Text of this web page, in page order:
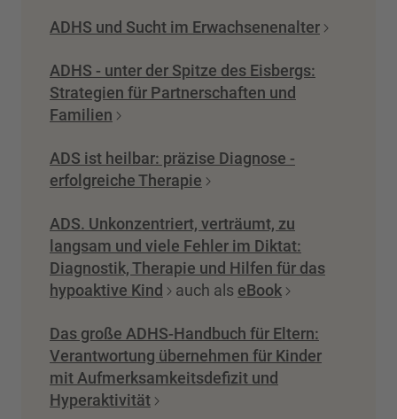
ADHS und Sucht im Erwachsenenalter
ADHS - unter der Spitze des Eisbergs:
Strategien für Partnerschaften und
Familien
ADS ist heilbar: präzise Diagnose -
erfolgreiche Therapie
ADS. Unkonzentriert, verträumt, zu
langsam und viele Fehler im Diktat:
Diagnostik, Therapie und Hilfen für das
hypoaktive Kind
auch als eBook
Das große ADHS-Handbuch für Eltern:
Verantwortung übernehmen für Kinder
mit Aufmerksamkeitsdefizit und
Hyperaktivität